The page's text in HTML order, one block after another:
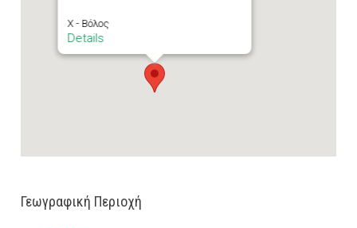
Χ - Βόλος
Details
Γεωγραφική Περιοχή